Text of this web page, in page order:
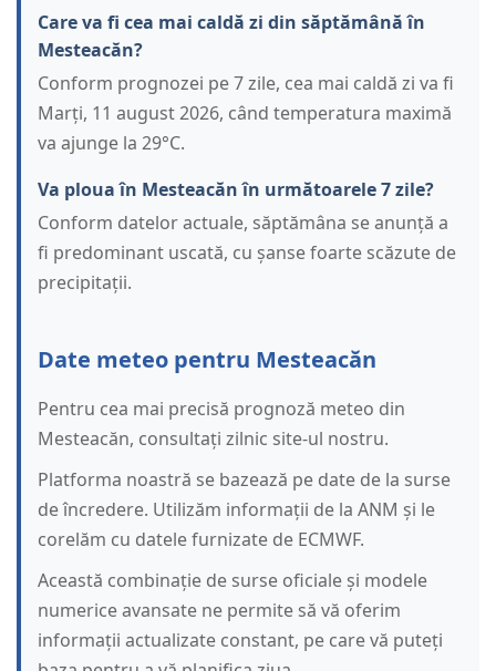
Care va fi cea mai caldă zi din săptămână în
Mesteacăn?
Conform prognozei pe 7 zile, cea mai caldă zi va fi
Marți, 11 august 2026, când temperatura maximă
va ajunge la 29°C.
Va ploua în Mesteacăn în următoarele 7 zile?
Conform datelor actuale, săptămâna se anunță a
fi predominant uscată, cu șanse foarte scăzute de
precipitații.
Date meteo pentru Mesteacăn
Pentru cea mai precisă prognoză meteo din
Mesteacăn, consultați zilnic site-ul nostru.
Platforma noastră se bazează pe date de la surse
de încredere. Utilizăm informații de la ANM și le
corelăm cu datele furnizate de ECMWF.
Această combinație de surse oficiale și modele
numerice avansate ne permite să vă oferim
informații actualizate constant, pe care vă puteți